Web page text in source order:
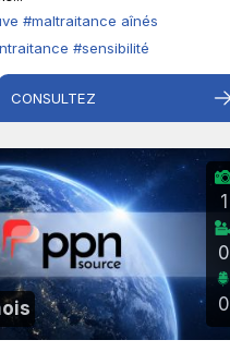
#maltraitance aînés
#sensibilité
CONSULTEZ
1
0
0